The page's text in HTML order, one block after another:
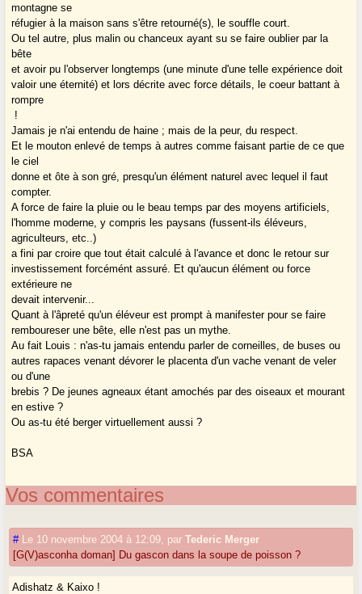
montagne se
réfugier à la maison sans s'être retourné(s), le souffle court.
Ou tel autre, plus malin ou chanceux ayant su se faire oublier par la
bête
et avoir pu l'observer longtemps (une minute d'une telle expérience doit
valoir une éternité) et lors décrite avec force détails, le coeur battant à
rompre
!
Jamais je n'ai entendu de haine ; mais de la peur, du respect.
Et le mouton enlevé de temps à autres comme faisant partie de ce que
le ciel
donne et ôte à son gré, presqu'un élément naturel avec lequel il faut
compter.
A force de faire la pluie ou le beau temps par des moyens artificiels,
l'homme moderne, y compris les paysans (fussent-ils éléveurs,
agriculteurs, etc..)
a fini par croire que tout était calculé à l'avance et donc le retour sur
investissement forcémént assuré. Et qu'aucun élément ou force
extérieure ne
devait intervenir...
Quant à l'âpreté qu'un éléveur est prompt à manifester pour se faire
remboureser une bête, elle n'est pas un mythe.
Au fait Louis : n'as-tu jamais entendu parler de corneilles, de buses ou
autres rapaces venant dévorer le placenta d'un vache venant de veler
ou d'une
brebis ? De jeunes agneaux étant amochés par des oiseaux et mourant
en estive ?
Ou as-tu été berger virtuellement aussi ?
BSA
Vos commentaires
# Le 10 novembre 2004 à 12:09 parTederic Merger
[G(V)asconha doman] Du gascon dans la soupe de poisson ?
Adishatz & Kaixo !